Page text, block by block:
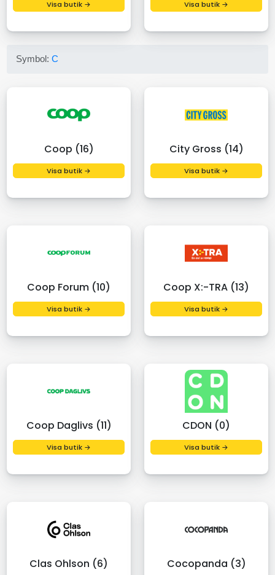
Visa butik → Visa butik →
Symbol:C
Coop (16)
Visa butik →
City Gross (14)
Visa butik →
Coop Forum (10)
Visa butik →
Coop X:-TRA (13)
Visa butik →
Coop Daglivs (11)
Visa butik →
CDON (0)
Visa butik →
Clas Ohlson (6) Cocopanda (3)